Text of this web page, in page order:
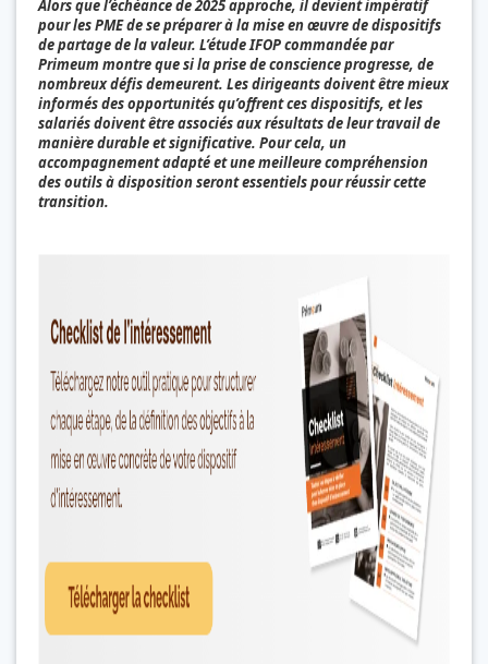
Alors que l’échéance de 2025 approche, il devient impératif
pour les PME de se préparer à la mise en œuvre de dispositifs
de partage de la valeur. L’étude IFOP commandée par
Primeum montre que si la prise de conscience progresse, de
nombreux défis demeurent. Les dirigeants doivent être mieux
informés des opportunités qu’offrent ces dispositifs, et les
salariés doivent être associés aux résultats de leur travail de
manière durable et significative. Pour cela, un
accompagnement adapté et une meilleure compréhension
des outils à disposition seront essentiels pour réussir cette
transition.